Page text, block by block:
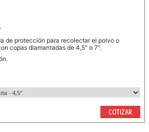
de protección para recolectar el polvo o
copas diamantadas de 4,5" o 7".
COTIZAR